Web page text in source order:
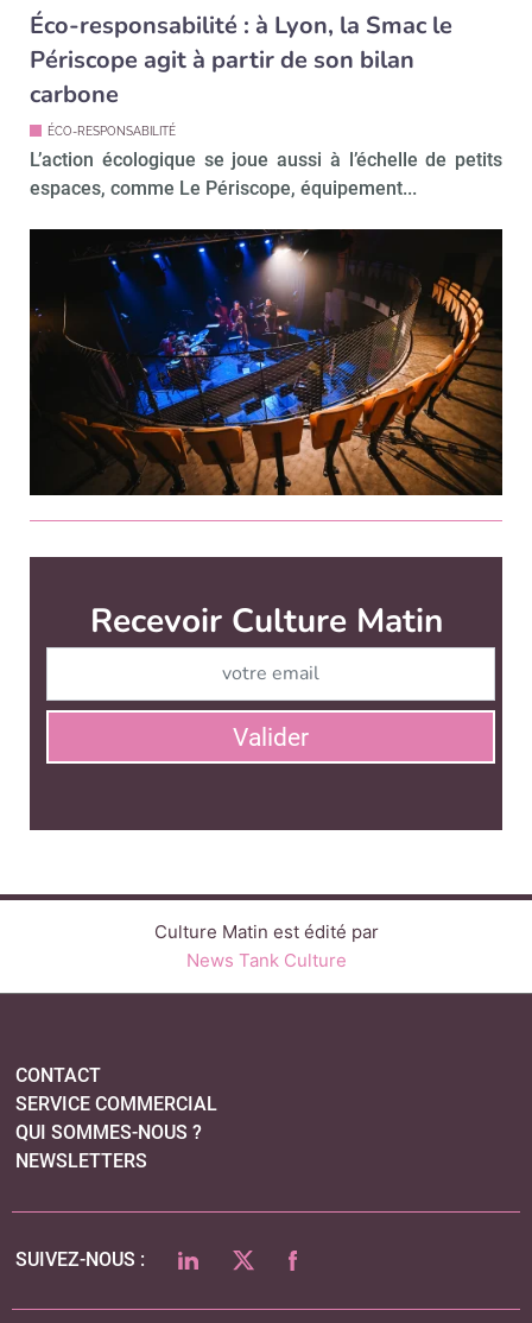
Éco-responsabilité : à Lyon, la Smac le
Périscope agit à partir de son bilan
carbone
ÉCO-RESPONSABILITÉ
L’action écologique se joue aussi à l’échelle de petits
espaces, comme Le Périscope, équipement...
Culture Matin est édité par
News Tank Culture
QUI SOMMES-NOUS ?
LINKEDINTWITTERFACEBOOK
PLAN DU SITE
MENTIONS LÉGALES
POLITIQUE DE CONFIDENTIALITÉ
COOKIES